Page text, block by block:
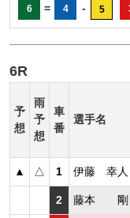
6 = 4 - 5
6R
予
想
雨
予
想
車
番
選手名
▲ △ 1 伊藤 幸人
2 藤本 剛